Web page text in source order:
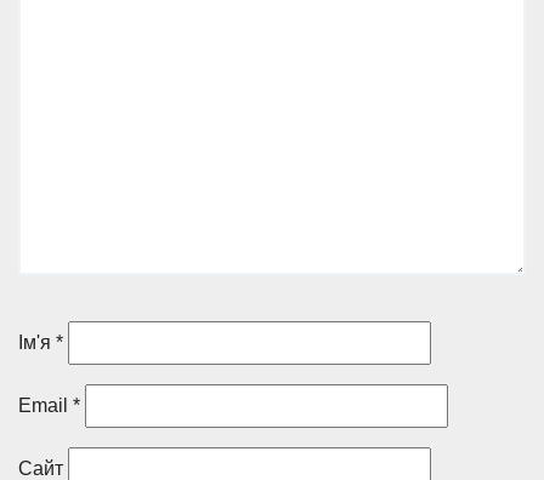
Ім'я *
Email *
Сайт